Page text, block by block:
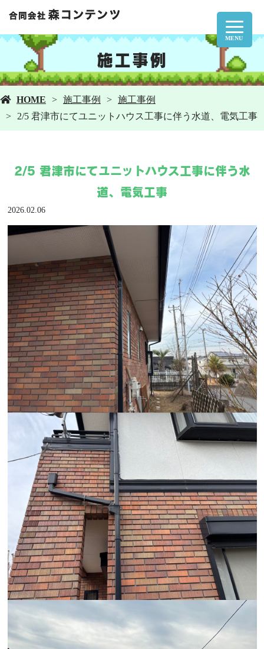
MENU
施工事例
HOME 施工事例
施工事例
2/5 君津市にてユニットハウス工事に伴う水道、電気工事
2/5 君津市にてユニットハウス工事に伴う水
道、電気工事
2026.02.06